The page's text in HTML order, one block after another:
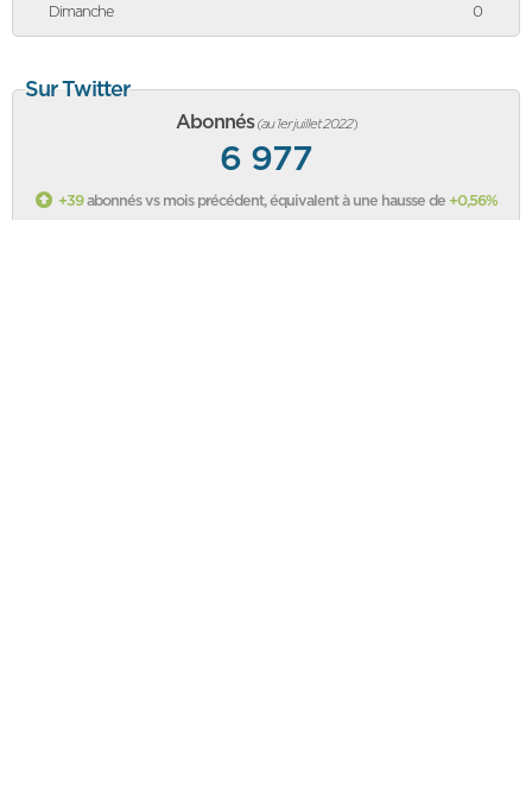
Dimanche
0
Sur Twitter
Abonnés (au 1er juillet 2022)
6 977
+39abonnés vs mois précédent, équivalent à une hausse de +0,56%